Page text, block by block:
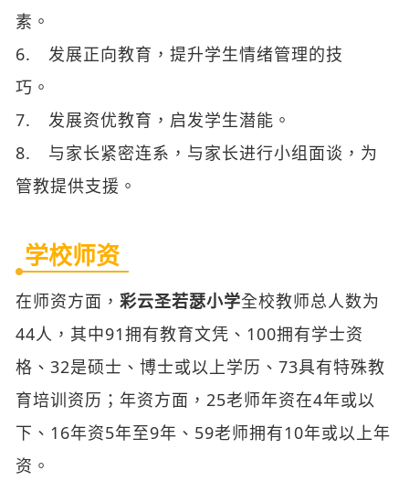
素。
6. 发展正向教育，提升学生情绪管理的技
巧。
7. 发展资优教育，启发学生潜能。
8. 与家长紧密连系，与家长进行小组面谈，为
管教提供支援。
学校师资
在师资方面， 彩云圣若瑟小学全校教师总人数为
44人，其中91拥有教育文凭、100拥有学士资
格、32是硕士、博士或以上学历、73具有特殊教
育培训资历；年资方面，25老师年资在4年或以
下、16年资5年至9年、59老师拥有10年或以上年
资。